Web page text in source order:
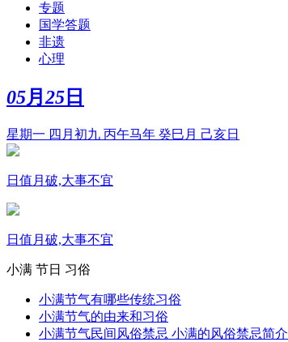
专题
国学答题
非遗
心理
05月 25 日
星期一 四月初九 丙午马年 癸巳月 己亥日
日值月破,大事不宜
日值月破,大事不宜
小满 节日 习俗
小满节气有哪些传统习俗
小满节气的由来和习俗
小满节气民间风俗禁忌 小满的风俗禁忌简介